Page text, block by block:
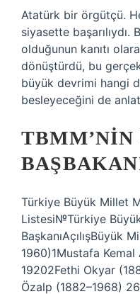
Atatürk bir örgütçü.
siyasette başarılıydı.
olduğunun kanıtı
dönüştürdü, bu
büyük devrimi hangi
besleyeceğini de
Türkiye Büyük Millet
Listesi№Türkiye
BaşkanıAçılışBüyük
1960)1Mustafa
19202Fethi Okyar
Özalp (1882–1968)